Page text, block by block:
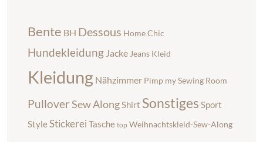
Bente BH Dessous Home Chic
Hundekleidung Jacke Jeans Kleid
Kleidung Nähzimmer Pimp my Sewing Room
PulloverSew AlongShirt Sonstiges Sport
StyleStickerei Tasche top Weihnachtskleid-Sew-Along